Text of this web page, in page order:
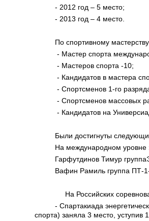
- 2012 год – 5 место;
- 2013 год – 4 место.
По спортивному
- Мастер спорта
- Мастеров спорта -10;
- Кандидатов в мастера
- Спортсменов 1-го
- Спортсменов массовых
- Кандидатов на
Были достигнуты
На международном уровне
Гарфутдинов Тимур
Вафин Рамиль группа ПТ-
На Российских
- Спартакиада
спорта) заняла 3 место, уступив